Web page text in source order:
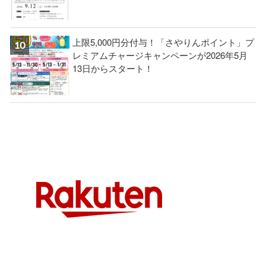
上限5,000円分付与！「さやりんポイント」プ
レミアムチャージキャンペーンが2026年5月
13日からスタート！